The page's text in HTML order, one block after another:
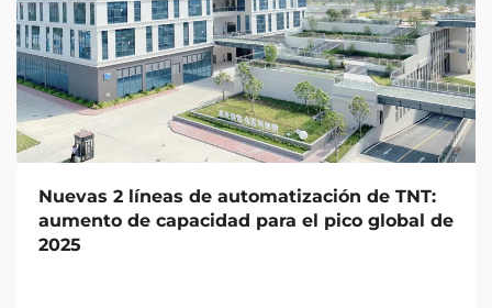
Nuevas 2 líneas de automatización de TNT:
aumento de capacidad para el pico global de
2025